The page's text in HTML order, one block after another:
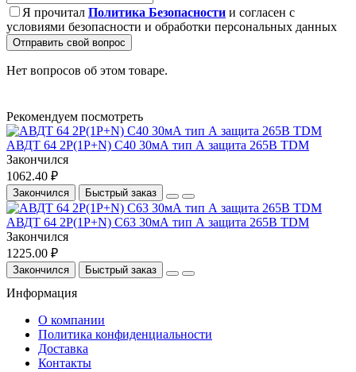
Я прочитал Политика Безопасности и согласен с
условиями безопасности и обработки персональных данных
Отправить свой вопрос
Нет вопросов об этом товаре.
Рекомендуем посмотреть
АВДТ 64 2Р(1Р+N) C40 30мА тип А защита 265В TDM
Закончился
1062.40 ₽
Закончился Быстрый заказ
АВДТ 64 2Р(1Р+N) C63 30мА тип А защита 265В TDM
Закончился
1225.00 ₽
Закончился Быстрый заказ
Информация
О компании
Политика конфиденциальности
Доставка
Контакты